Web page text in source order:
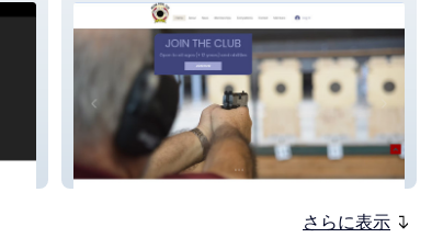
Melton Pistol Club
さらに表示